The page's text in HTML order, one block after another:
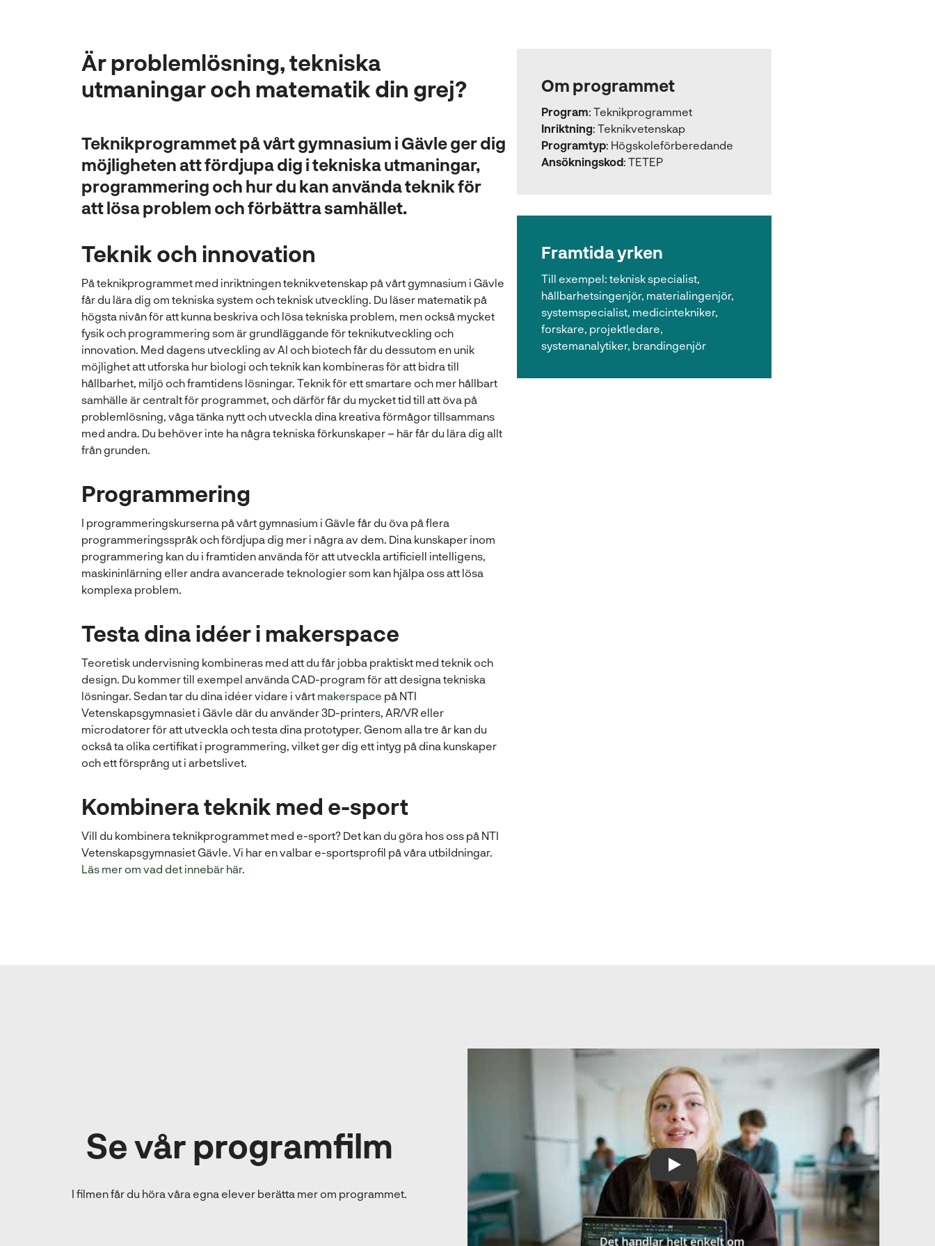
Är problemlösning, tekniska
utmaningar och matematik din grej?
Teknikprogrammet på vårt gymnasium i Gävle ger dig
möjligheten att fördjupa dig i tekniska utmaningar,
programmering och hur du kan använda teknik för
att lösa problem och förbättra samhället.
Teknik och innovation
På teknikprogrammet med inriktningen teknikvetenskap på vårt gymnasium i Gävle
får du lära dig om tekniska system och teknisk utveckling. Du läser matematik på
högsta nivån för att kunna beskriva och lösa tekniska problem, men också mycket
fysik och programmering som är grundläggande för teknikutveckling och
innovation. Med dagens utveckling av AI och biotech får du dessutom en unik
möjlighet att utforska hur biologi och teknik kan kombineras för att bidra till
hållbarhet, miljö och framtidens lösningar. Teknik för ett smartare och mer hållbart
samhälle är centralt för programmet, och därför får du mycket tid till att öva på
problemlösning, våga tänka nytt och utveckla dina kreativa förmågor tillsammans
med andra. Du behöver inte ha några tekniska förkunskaper – här får du lära dig allt
från grunden.
Programmering
I programmeringskurserna på vårt gymnasium i Gävle får du öva på flera
programmeringsspråk och fördjupa dig mer i några av dem. Dina kunskaper inom
programmering kan du i framtiden använda för att utveckla artificiell intelligens,
maskininlärning eller andra avancerade teknologier som kan hjälpa oss att lösa
komplexa problem.
Testa dina idéer i makerspace
Teoretisk undervisning kombineras med att du får jobba praktiskt med teknik och
design. Du kommer till exempel använda CAD-program för att designa tekniska
lösningar. Sedan tar du dina idéer vidare i vårt makerspace på NTI
Vetenskapsgymnasiet i Gävle där du använder 3D-printers, AR/VR eller
microdatorer för att utveckla och testa dina prototyper. Genom alla tre år kan du
också ta olika certifikat i programmering, vilket ger dig ett intyg på dina kunskaper
och ett försprång ut i arbetslivet.
Kombinera teknik med e-sport
Vill du kombinera teknikprogrammet med e-sport? Det kan du göra hos oss på NTI
Vetenskapsgymnasiet Gävle. Vi har en valbar e-sportsprofil på våra utbildningar.
Läs mer om vad det innebär här.
e
Om programmet
Program: Teknikprogrammet
Inriktning: Teknikvetenskap
Programtyp: Högskoleförberedande
Ansökningskod: TETEP
Framtida yrken
Till exempel: teknisk specialist,
hållbarhetsingenjör, materialingenjör,
systemspecialist, medicintekniker,
forskare, projektledare,
systemanalytiker, brandingenjör
Se vår programfilm
I filmen får du höra våra egna elever berätta mer om programmet.
Play Video